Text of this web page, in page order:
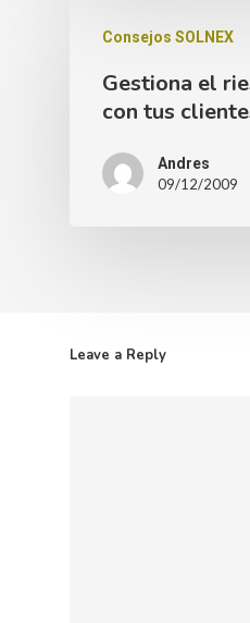
Consejos SOLNEX
Gestiona el
con tus
Andres
09/12/2009
Leave a Reply